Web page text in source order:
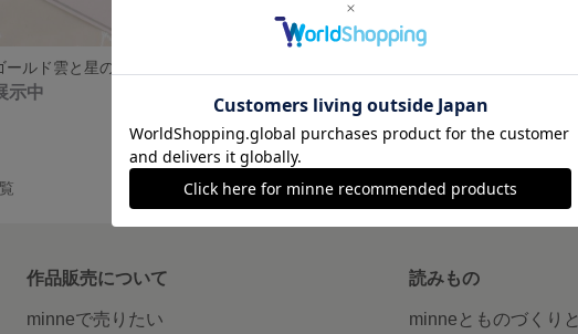
示中
作品販売について
minneで売りたい
読みもの
minneとものづくりと